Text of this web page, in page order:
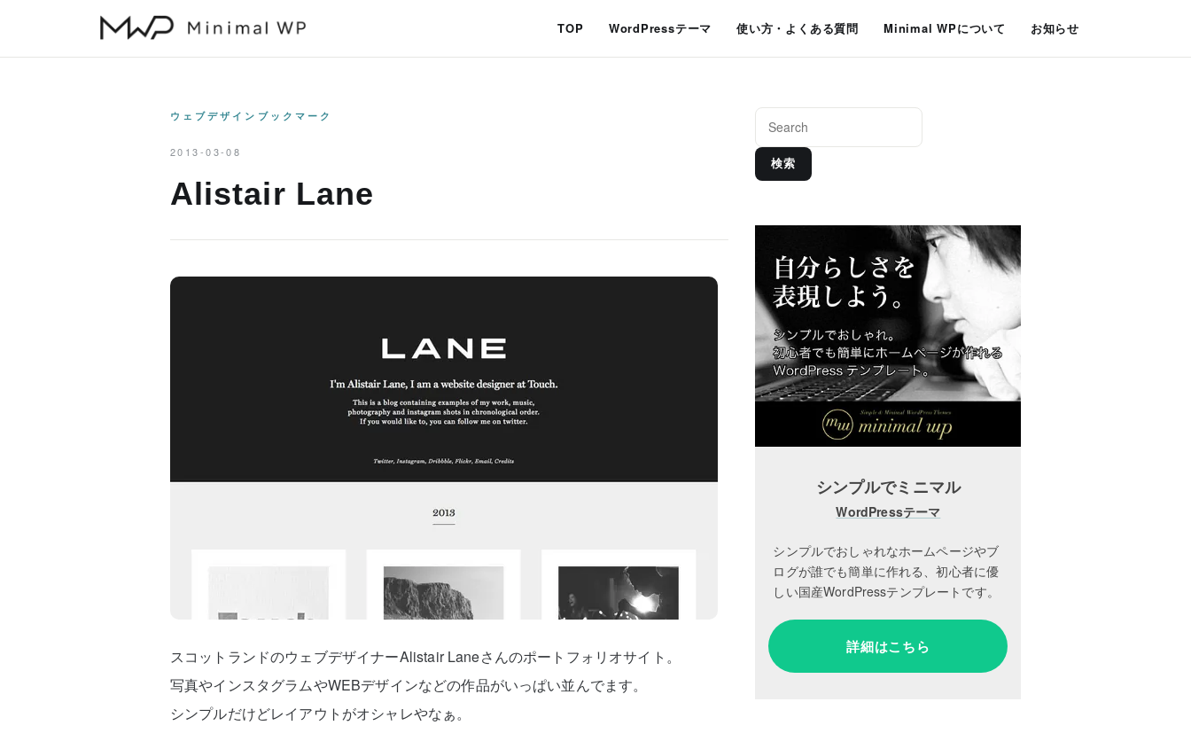
TOP WordPressテーマ 使い方・よくある質問 Minimal WPについて お知らせ
ウェブデザインブックマーク
2013-03-08
Alistair Lane
スコットランドのウェブデザイナーAlistair Laneさんのポートフォリオサイト。
写真やインスタグラムやWEBデザインなどの作品がいっぱい並んでます。
シンプルだけどレイアウトがオシャレやなぁ。
検索
シンプルでミニマル
WordPressテーマ
シンプルでおしゃれなホームページやブ
ログが誰でも簡単に作れる、初心者に優
しい国産WordPressテンプレートです。
詳細はこちら